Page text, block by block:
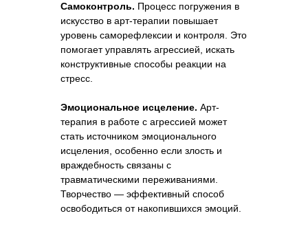
Самоконтроль. Процесс погружения в
искусство в арт-терапии повышает
уровень саморефлексии и контроля. Это
помогает управлять агрессией, искать
конструктивные способы реакции на
стресс.
Эмоциональное исцеление. Арт-
терапия в работе с агрессией может
стать источником эмоционального
исцеления, особенно если злость и
враждебность связаны с
травматическими переживаниями.
Творчество — эффективный способ
освободиться от накопившихся эмоций.